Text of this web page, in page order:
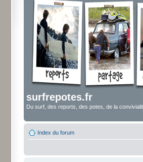
surfrepotes.fr
Du surf, des reports, des potes, de la
Index du forum